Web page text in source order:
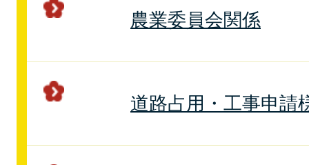
農業委員会関係
道路占用・工事申請